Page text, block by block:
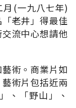
月(一九八七年)
老井」得最佳
流中心想請他
術。商業片如
術片包括近兩
、「野山」、